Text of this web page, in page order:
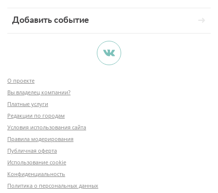
Добавить событие
О проекте
Вы владелец компании?
Платные услуги
Редакции по городам
Условия использования сайта
Правила модерирования
Публичная оферта
Использование cookie
Конфиденциальность
Политика о персональных данных